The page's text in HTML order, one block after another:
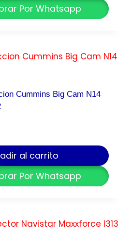
Por Whatsapp
Cummins Big Cam N14
al carrito
Por Whatsapp